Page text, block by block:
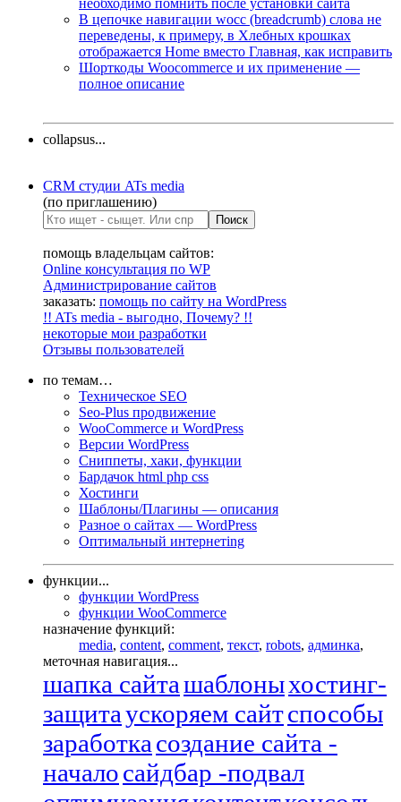
необходимо помнить после установки сайта
В цепочке навигации wocc (breadcrumb) слова не
переведены, к примеру, в Хлебных крошках
отображается Home вместо Главная, как исправить
Шорткоды Woocommerce и их применение —
полное описание
collapsus...
CRM студии ATs media
(по приглашению)
помощь владельцам сайтов:
Online консультация по WP
Администрирование сайтов
заказать: помощь по сайту на WordPress
!! ATs media - выгодно, Почему? !!
некоторые мои разработки
Отзывы пользователей
по темам…
Техническое SEO
Seo-Plus продвижение
WooCommerce и WordPress
Версии WordPress
Сниппеты, хаки, функции
Бардачок html php css
Хостинги
Шаблоны/Плагины — описания
Разное о сайтах — WordPress
Оптимальный интернетing
функции...
функции WordPress
функции WooCommerce
назначение функций:
media, content, comment, текст, robots, админка,
меточная навигация...
шапка сайташаблоныхостинг-
защитаускоряем сайтспособы
заработка создание сайта -
началосайдбар -подвал